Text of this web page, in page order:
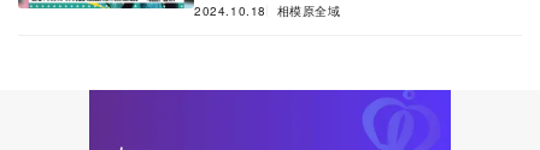
2024.10.18 相模原全域